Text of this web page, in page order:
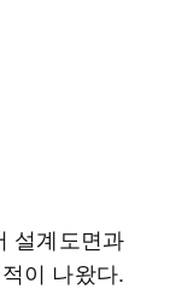
설계도면과
이 나왔다.